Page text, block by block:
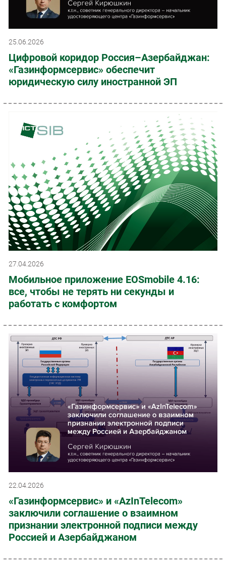
25.06.2026
Цифровой коридор Россия–Азербайджан:
«Газинформсервис» обеспечит
юридическую силу иностранной ЭП
27.04.2026
Мобильное приложение EOSmobile 4.16:
все, чтобы не терять ни секунды и
работать с комфортом
22.04.2026
«Газинформсервис» и «AzInTelecom»
заключили соглашение о взаимном
признании электронной подписи между
Россией и Азербайджаном